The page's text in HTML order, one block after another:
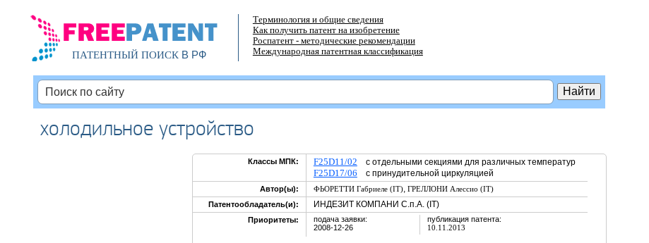
ПАТЕНТНЫЙ ПОИСКВ РФ
Терминология и общие сведения
Как получить патент на изобретение
Роспатент - методические рекомендации
Международная патентная классификация
холодильное устройство
Классы МПК: F25D11/02 с отдельными секциями для различных температур
F25D17/06 с принудительной циркуляцией
Автор(ы): ФЬОРЕТТИ Габриеле (IT), ГРЕЛЛОНИ Алессио (IT)
Патентообладатель(и):
ИНДЕЗИТ КОМПАНИ С.п.А. (IT)
Приоритеты:
подача заявки:
2008-12-26
публикация патента:
10.11.2013